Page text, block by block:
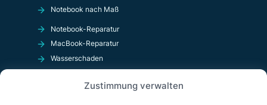
Zustimmung verwalten
Notebook nach Maß
Notebook-Reparatur
MacBook-Reparatur
Wasserschaden
OnlineShop